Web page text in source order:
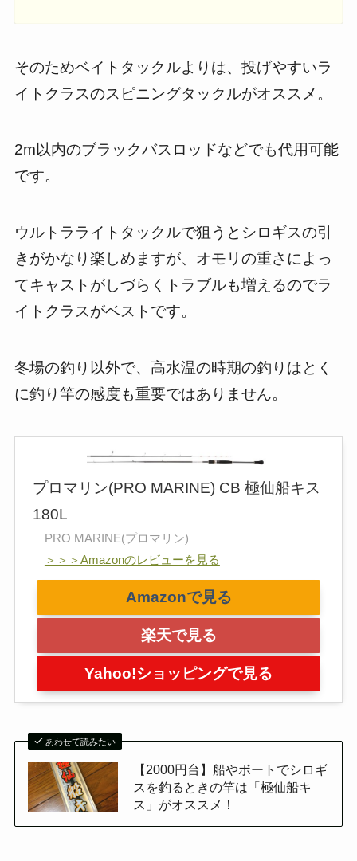
そのためベイトタックルよりは、投げやすいラ
イトクラスのスピニングタックルがオススメ。
2m以内のブラックバスロッドなどでも代用可能
です。
ウルトラライトタックルで狙うとシロギスの引
きがかなり楽しめますが、オモリの重さによっ
てキャストがしづらくトラブルも増えるのでラ
イトクラスがベストです。
冬場の釣り以外で、高水温の時期の釣りはとく
に釣り竿の感度も重要ではありません。
プロマリン(PRO MARINE) CB 極仙船キス
180L
PRO MARINE(プロマリン)
＞＞＞Amazonのレビューを見る
Amazonで見る
楽天で見る
Yahoo!ショッピングで見る
あわせて読みたい
【2000円台】船やボートでシロギ
スを釣るときの竿は「極仙船キ
ス」がオススメ！